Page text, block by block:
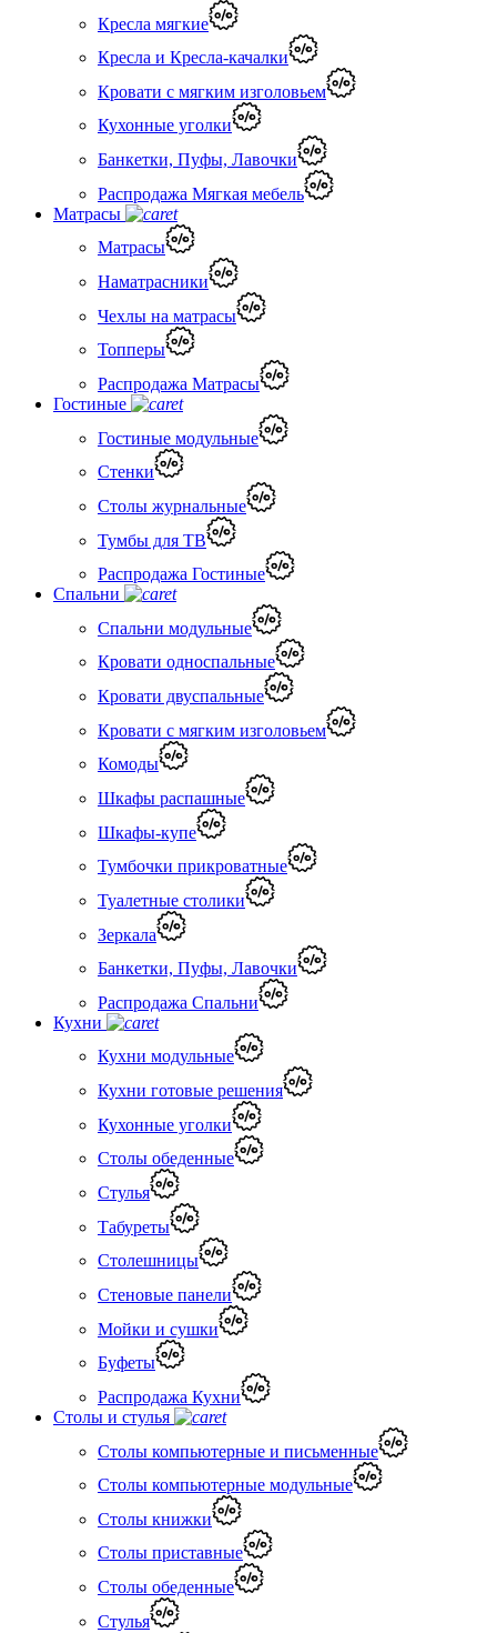
Кресла мягкие
Кресла и Кресла-качалки
Кровати с мягким изголовьем
Кухонные уголки
Банкетки, Пуфы, Лавочки
Распродажа Мягкая мебель
Матрасы
Матрасы
Наматрасники
Чехлы на матрасы
Топперы
Распродажа Матрасы
Гостиные
Гостиные модульные
Стенки
Столы журнальные
Тумбы для ТВ
Распродажа Гостиные
Спальни
Спальни модульные
Кровати односпальные
Кровати двуспальные
Кровати с мягким изголовьем
Комоды
Шкафы распашные
Шкафы-купе
Тумбочки прикроватные
Туалетные столики
Зеркала
Банкетки, Пуфы, Лавочки
Распродажа Спальни
Кухни
Кухни модульные
Кухни готовые решения
Кухонные уголки
Столы обеденные
Стулья
Табуреты
Столешницы
Стеновые панели
Мойки и сушки
Буфеты
Распродажа Кухни
Столы и стулья
Столы компьютерные и письменные
Столы компьютерные модульные
Столы книжки
Столы приставные
Столы обеденные
Стулья